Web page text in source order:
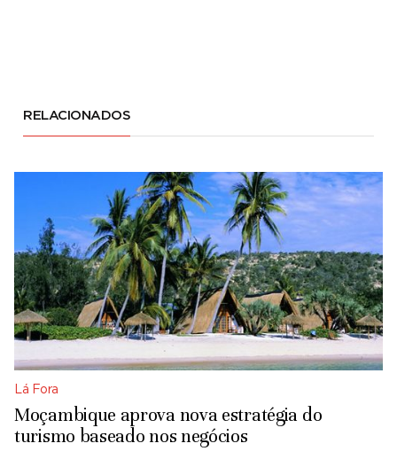
RELACIONADOS
Lá Fora
Moçambique aprova nova estratégia do
turismo baseado nos negócios